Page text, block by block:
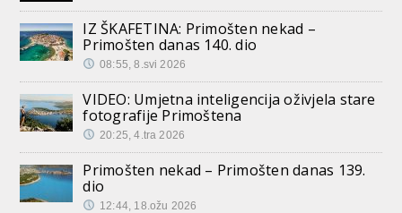
IZ ŠKAFETINA: Primošten nekad –
Primošten danas 140. dio
08:55, 8.svi 2026
VIDEO: Umjetna inteligencija oživjela stare
fotografije Primoštena
20:25, 4.tra 2026
Primošten nekad – Primošten danas 139.
dio
12:44, 18.ožu 2026